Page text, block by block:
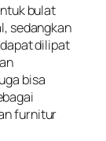
bulat
sedangkan
dilipat
bisa
furnitur